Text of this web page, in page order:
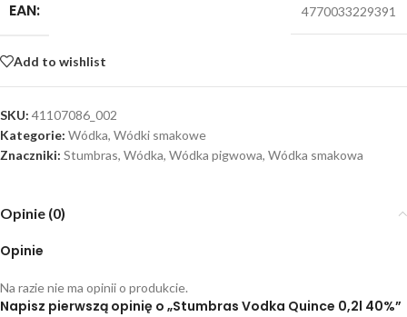
EAN: 4770033229391
Add to wishlist
SKU: 41107086_002
Kategorie: Wódka, Wódki smakowe
Znaczniki: Stumbras, Wódka, Wódka pigwowa, Wódka smakowa
Opinie (0)
Opinie
Na razie nie ma opinii o produkcie.
Napisz pierwszą opinię o „Stumbras Vodka Quince 0,2l 40%”